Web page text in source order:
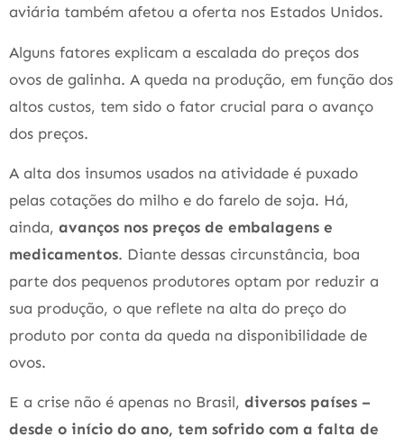
aviária também afetou a oferta nos Estados Unidos.
Alguns fatores explicam a escalada do preços dos
ovos de galinha. A queda na produção, em função dos
altos custos, tem sido o fator crucial para o avanço
dos preços.
A alta dos insumos usados na atividade é puxado
pelas cotações do milho e do farelo de soja. Há,
ainda, avanços nos preços de embalagens e
medicamentos. Diante dessas circunstância, boa
parte dos pequenos produtores optam por reduzir a
sua produção, o que reflete na alta do preço do
produto por conta da queda na disponibilidade de
ovos.
E a crise não é apenas no Brasil, diversos países –
desde o início do ano, tem sofrido com a falta de